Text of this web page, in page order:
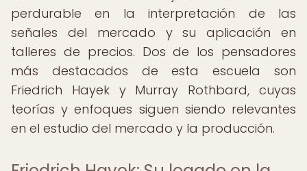
perdurable en la interpretación de las
señales del mercado y su aplicación en
talleres de precios. Dos de los pensadores
más destacados de esta escuela son
Friedrich Hayek y Murray Rothbard, cuyas
teorías y enfoques siguen siendo relevantes
en el estudio del mercado y la producción.